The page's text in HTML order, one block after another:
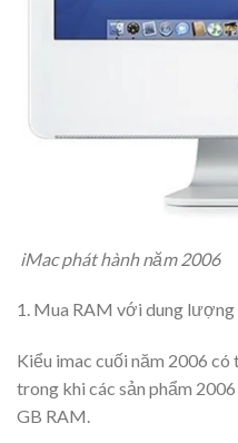
iMac phát hành năm 2006
1. Mua RAM với dung
Kiểu imac cuối năm 2006
trong khi các sản phẩm
GB RAM.